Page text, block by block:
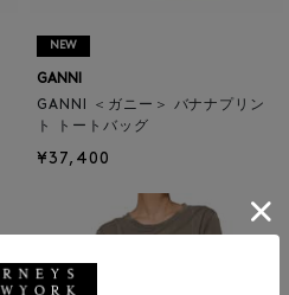
NEW
GANNI
GANNI ＜ガニー＞ バナナプリン
ト トートバッグ
¥37,400